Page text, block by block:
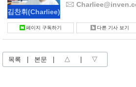
김찬휘(Charliee)
페이지 구독하기 다른 기사 보기
목록 본문 △ ▽